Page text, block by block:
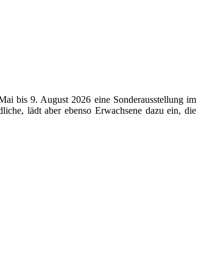
bis 9. August 2026 eine Sonderausstellung im
lädt aber ebenso Erwachsene dazu ein, die